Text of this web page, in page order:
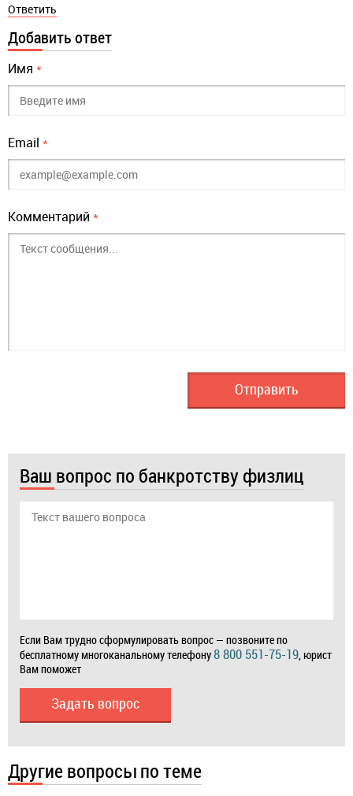
Ответить
Добавить ответ
Имя *
Email *
Комментарий *
Ваш вопрос по банкротству физлиц
Если Вам трудно сформулировать вопрос — позвоните по
бесплатному многоканальному телефону8 800 551-75-19, юрист
Вам поможет
Задать вопрос
Другие вопросы по теме